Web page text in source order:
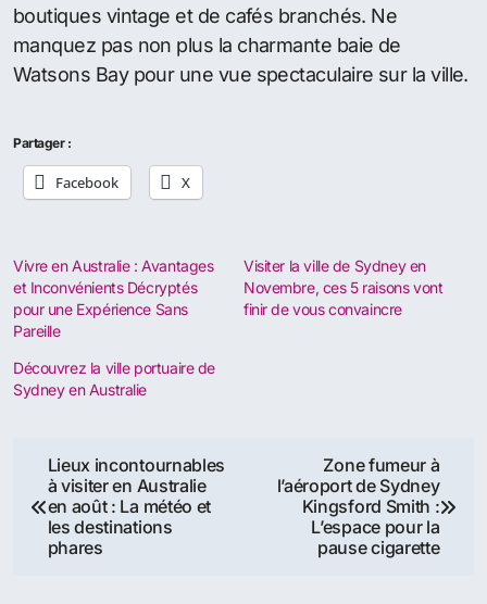
boutiques vintage et de cafés branchés. Ne
manquez pas non plus la charmante baie de
Watsons Bay pour une vue spectaculaire sur la ville.
Partager :
Facebook X
Vivre en Australie : Avantages
et Inconvénients Décryptés
pour une Expérience Sans
Pareille
Visiter la ville de Sydney en
Novembre, ces 5 raisons vont
finir de vous convaincre
Découvrez la ville portuaire de
Sydney en Australie
Navigation
de
l’article
Lieux incontournables
à visiter en Australie
en août : La météo et
les destinations
phares
Zone fumeur à
l’aéroport de Sydney
Kingsford Smith :
L’espace pour la
pause cigarette